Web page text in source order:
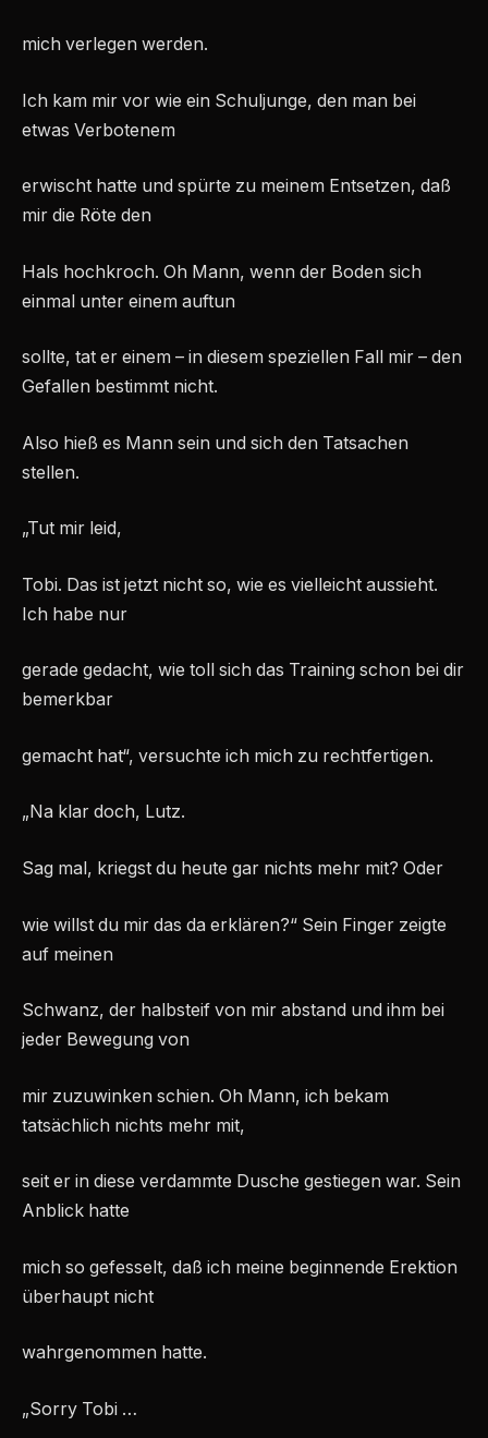
mich verlegen werden.
Ich kam mir vor wie ein Schuljunge, den man bei
etwas Verbotenem
erwischt hatte und spürte zu meinem Entsetzen, daß
mir die Röte den
Hals hochkroch. Oh Mann, wenn der Boden sich
einmal unter einem auftun
sollte, tat er einem – in diesem speziellen Fall mir – den
Gefallen bestimmt nicht.
Also hieß es Mann sein und sich den Tatsachen
stellen.
„Tut mir leid,
Tobi. Das ist jetzt nicht so, wie es vielleicht aussieht.
Ich habe nur
gerade gedacht, wie toll sich das Training schon bei dir
bemerkbar
gemacht hat“, versuchte ich mich zu rechtfertigen.
„Na klar doch, Lutz.
Sag mal, kriegst du heute gar nichts mehr mit? Oder
wie willst du mir das da erklären?“ Sein Finger zeigte
auf meinen
Schwanz, der halbsteif von mir abstand und ihm bei
jeder Bewegung von
mir zuzuwinken schien. Oh Mann, ich bekam
tatsächlich nichts mehr mit,
seit er in diese verdammte Dusche gestiegen war. Sein
Anblick hatte
mich so gefesselt, daß ich meine beginnende Erektion
überhaupt nicht
wahrgenommen hatte.
„Sorry Tobi …